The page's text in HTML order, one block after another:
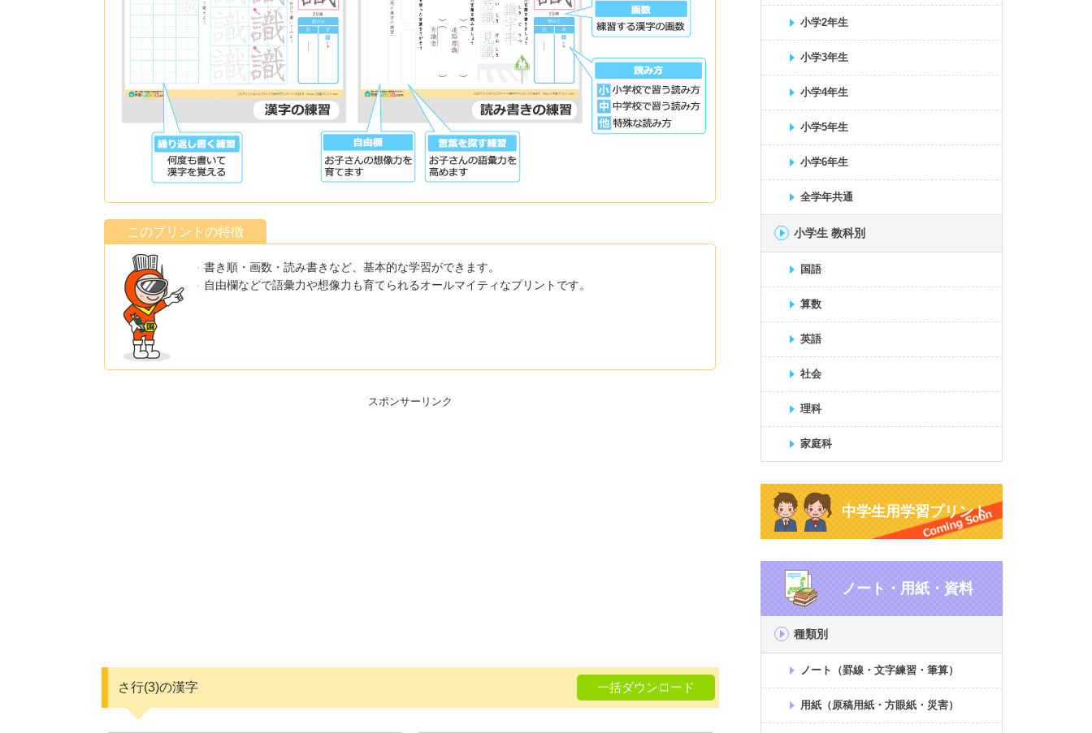
このプリントの特徴
書き順・画数・読み書きなど、基本的な学習ができます。
自由欄などで語彙力や想像力も育てられるオールマイティなプリントです。
スポンサーリンク
さ行(3)の漢字 一括ダウンロード
小学2年生
小学3年生
小学4年生
小学5年生
小学6年生
全学年共通
小学生 教科別
国語
算数
英語
社会
理科
家庭科
中学生用学習プリント
ノート・用紙・資料
種類別
ノート（罫線・文字練習・筆算）
用紙（原稿用紙・方眼紙・災害）